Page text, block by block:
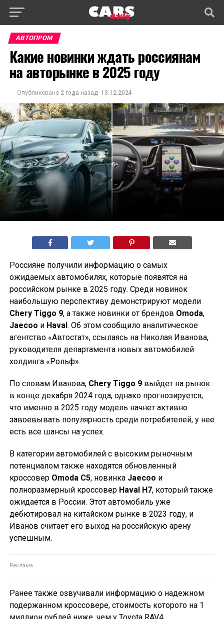
АВТОПРОМ
Какие новинки ждать россиянам
на авторынке в 2025 году
Опубликовано 2 года назад 13.12.2024
Россияне получили информацию о самых
ожидаемых автомобилях, которые появятся на
российском рынке в 2025 году. Среди новинок
наибольшую перспективу демонстрируют модели
Chery Tiggo 9, а также новинки от брендов Omoda,
Jaecoo и Haval. Об этом сообщило аналитическое
агентство «Автостат», ссылаясь на Николая Иванова,
руководителя департамента новых автомобилей
холдинга «Рольф».
По словам Иванова, Chery Tiggo 9выйдет на рынок
в конце декабря 2024 года, однако прогнозируется,
что именно в 2025 году модель начнет активно
завоевывать популярность среди потребителей, у нее
есть все шансы на успех.
В категории автомобилей с высоким рыночным
потенциалом также находятся обновленный
кроссовер Omoda C5, новинка Jaecoo и
полноразмерный кроссовер Haval H7, который также
ожидается в России. Этот автомобиль уже
дебютировал на китайском рынке в 2023 году, и
Иванов считает его выход на российскую арену
успешным.
Ранее также озвучивали информацию о надежном
подержанном кроссовере, стоимость которого на 1